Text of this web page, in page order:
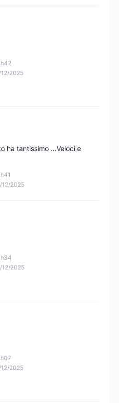
2025
12/2025
ha tantissimo …Veloci e
12/2025
2025